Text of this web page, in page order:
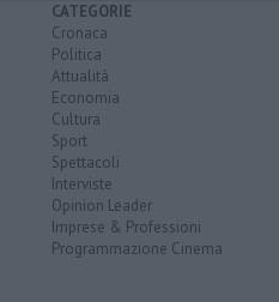
CATEGORIE
Cronaca
Politica
Attualità
Economia
Cultura
Sport
Spettacoli
Interviste
Opinion Leader
Imprese & Professioni
Programmazione Cinema